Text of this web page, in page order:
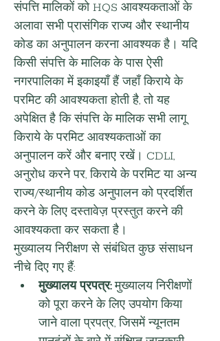
संपत्ति मालिकों को HQS आवश्यकताओं के
अलावा सभी प्रासंगिक राज्य और स्थानीय
कोड का अनुपालन करना आवश्यक है। यदि
किसी संपत्ति के मालिक के पास ऐसी
नगरपालिका में इकाइयाँ हैं जहाँ किराये के
परमिट की आवश्यकता होती है, तो यह
अपेक्षित है कि संपत्ति के मालिक सभी लागू
किराये के परमिट आवश्यकताओं का
अनुपालन करें और बनाए रखें। CDLI,
अनुरोध करने पर, किराये के परमिट या अन्य
राज्य/स्थानीय कोड अनुपालन को प्रदर्शित
करने के लिए दस्तावेज़ प्रस्तुत करने की
आवश्यकता कर सकता है।
मुख्यालय निरीक्षण से संबंधित कुछ संसाधन
नीचे दिए गए हैं:
मुख्यालय प्रपत्र: मुख्यालय निरीक्षणों
को पूरा करने के लिए उपयोग किया
जाने वाला प्रपत्र, जिसमें न्यूनतम